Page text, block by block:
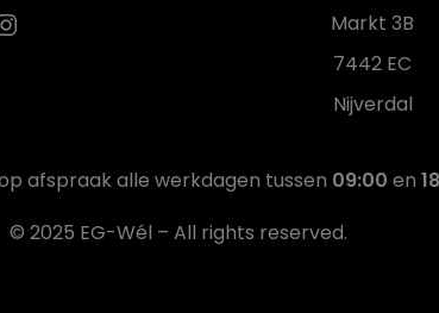
Markt 3B
7442 EC
Nijverdal
afspraak alle werkdagen tussen 09:00 en
© 2025 EG-Wél – All rights reserved.